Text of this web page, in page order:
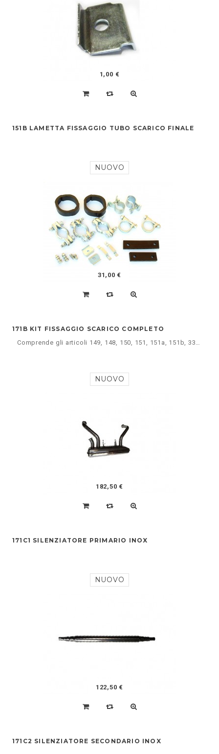
1,00 €
151B LAMETTA FISSAGGIO TUBO SCARICO FINALE
NUOVO
31,00 €
171B KIT FISSAGGIO SCARICO COMPLETO
Comprende gli articoli 149, 148, 150, 151, 151a, 151b, 332, 333, 334 nelle varie quantità. Cliccare dettagli qui sotto per la descrizione completa.
NUOVO
182,50 €
171C1 SILENZIATORE PRIMARIO INOX
NUOVO
122,50 €
171C2 SILENZIATORE SECONDARIO INOX